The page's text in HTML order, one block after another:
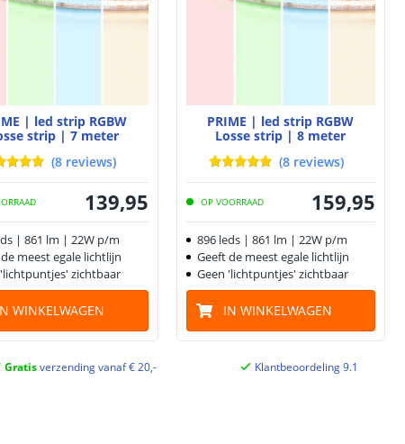
| led strip RGBW
strip | 7 meter
(8 reviews)
139,95
| 861 lm | 22W p/m
meest egale lichtlijn
zichtbaar
WINKELWAGEN
PRIME | led strip RGBW
Losse strip | 8 meter
(8 reviews)
OP VOORRAAD 159,95
896 leds | 861 lm | 22W p/m
Geeft de meest egale lichtlijn
Geen 'lichtpuntjes' zichtbaar
IN WINKELWAGEN
Gratisverzending vanaf € 20,- Klantbeoordeling 9.1